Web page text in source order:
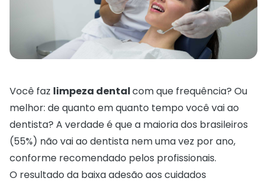
Você faz limpeza dentalcom que frequência? Ou
melhor: de quanto em quanto tempo você vai ao
dentista? A verdade é que a maioria dos brasileiros
(55%) não vai ao dentista nem uma vez por ano,
conforme recomendado pelos profissionais.
O resultado da baixa adesão aos cuidados